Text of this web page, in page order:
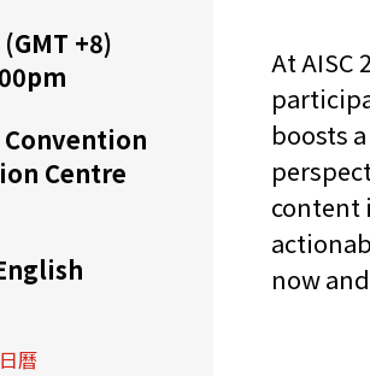
商業機遇﹕政府招標公告
+8)
Centre
曆
At AISC
boosts
content
now